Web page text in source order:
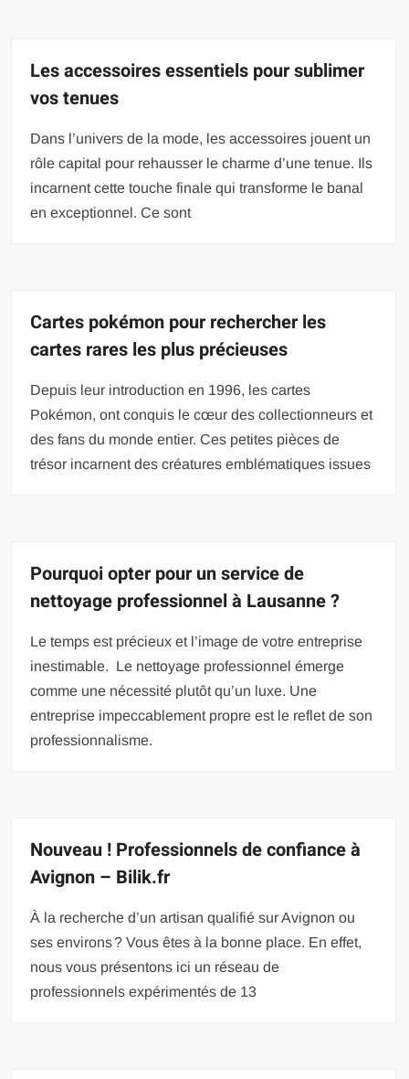
Les accessoires essentiels pour sublimer
vos tenues
Dans l’univers de la mode, les accessoires jouent un
rôle capital pour rehausser le charme d’une tenue. Ils
incarnent cette touche finale qui transforme le banal
en exceptionnel. Ce sont
Cartes pokémon pour rechercher les
cartes rares les plus précieuses
Depuis leur introduction en 1996, les cartes
Pokémon, ont conquis le cœur des collectionneurs et
des fans du monde entier. Ces petites pièces de
trésor incarnent des créatures emblématiques issues
Pourquoi opter pour un service de
nettoyage professionnel à Lausanne ?
Le temps est précieux et l’image de votre entreprise
inestimable. Le nettoyage professionnel émerge
comme une nécessité plutôt qu’un luxe. Une
entreprise impeccablement propre est le reflet de son
professionnalisme.
Nouveau ! Professionnels de confiance à
Avignon – Bilik.fr
À la recherche d’un artisan qualifié sur Avignon ou
ses environs ? Vous êtes à la bonne place. En effet,
nous vous présentons ici un réseau de
professionnels expérimentés de 13